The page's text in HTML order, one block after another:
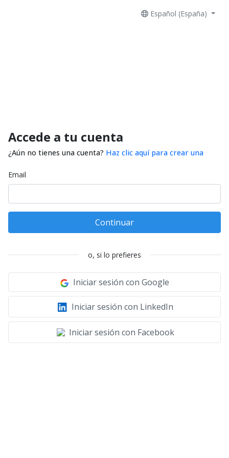
Español (España)
Accede a tu cuenta
¿Aún no tienes una cuenta? Haz clic aquí para crear una
Email
Continuar
o, si lo prefieres
Iniciar sesión con Google
Iniciar sesión con LinkedIn
Iniciar sesión con Facebook